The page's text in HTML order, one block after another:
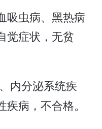
吸虫病、黑热病
觉症状，无贫
内分泌系统疾
病，不合格。